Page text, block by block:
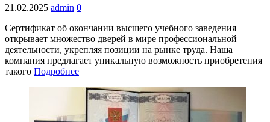
21.02.2025 admin 0
Сертификат об окончании высшего учебного заведения
открывает множество дверей в мире профессиональной
деятельности, укрепляя позиции на рынке труда. Наша
компания предлагает уникальную возможность приобретения
такого Подробнее